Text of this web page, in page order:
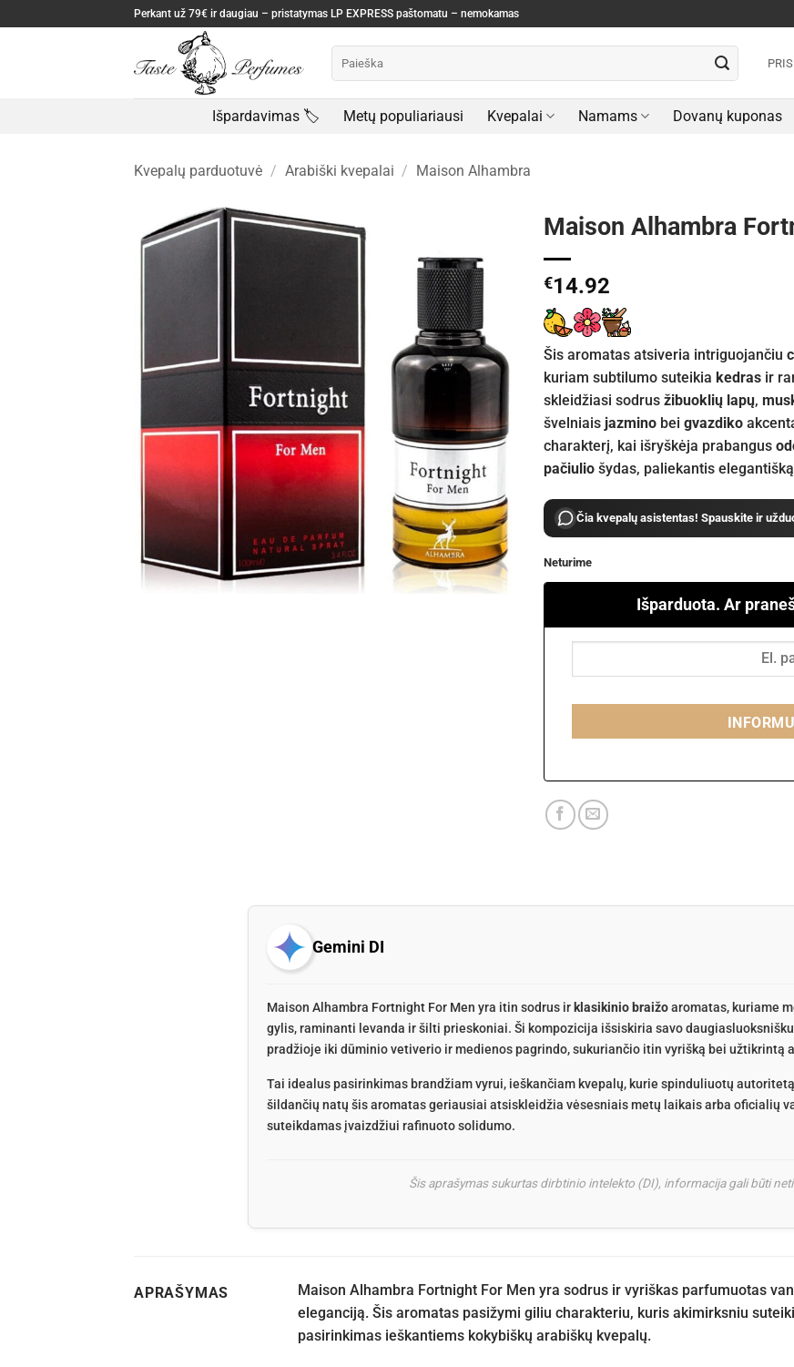
to
Perkant už 79€ ir daugiau – pristatymas LP EXPRESS paštomatu – nemokamas
Išpardavimas 🏷️ Metų populiariausi Kvepalai Namams Dovanų kuponas
Kvepalų parduotuvė / Arabiški kvepalai / Maison Alhambra
Maison Alhambra
€14.92
Šis aromatas atsiveria intriguojančiu
kuriam subtilumo suteikia kedras ir
skleidžiasi sodrus žibuoklių lapų,
švelniais jazmino bei gvazdiko
charakterį, kai išryškėja prabangus
pačiulio šydas, paliekantis
Čia kvepalų asistentas! Spauskite ir
Neturime
Išparduota. Ar
Gemini DI
Maison Alhambra Fortnight For Men yra itin sodrus ir klasikinio braižoaromatas, kuriame
gylis, raminanti levanda ir šilti prieskoniai. Ši kompozicija išsiskiria savo
pradžioje iki dūminio vetiverio ir medienos pagrindo, sukuriančio itin vyrišką bei užtikrintą
Tai idealus pasirinkimas brandžiam vyrui, ieškančiam kvepalų, kurie spinduliuotų
šildančių natų šis aromatas geriausiai atsiskleidžia vėsesniais metų laikais arba oficialių
suteikdamas įvaizdžiui rafinuoto solidumo.
Šis aprašymas sukurtas dirbtinio intelekto (DI), informacija gali būti
APRAŠYMAS
Maison Alhambra Fortnight For Men yra sodrus ir vyriškas parfumuotas
eleganciją. Šis aromatas pasižymi giliu charakteriu, kuris akimirksniu
pasirinkimas ieškantiems kokybiškų arabiškų kvepalų.